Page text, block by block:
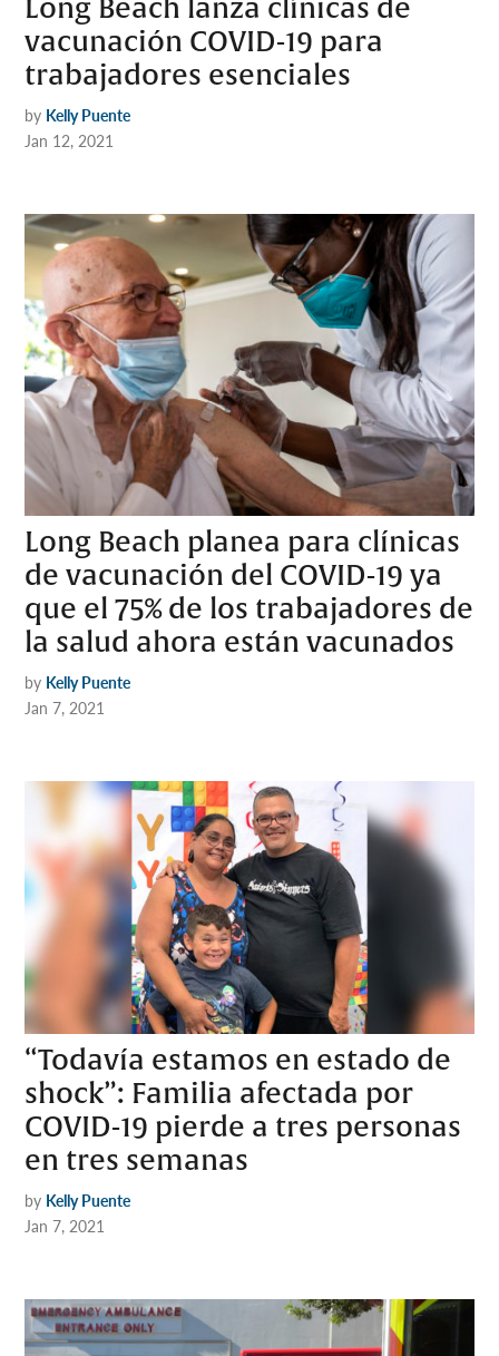
Long Beach lanza clínicas de
vacunación COVID-19 para
trabajadores esenciales
by Kelly Puente
Jan 12, 2021
Long Beach planea para clínicas
de vacunación del COVID-19 ya
que el 75% de los trabajadores de
la salud ahora están vacunados
by Kelly Puente
Jan 7, 2021
“Todavía estamos en estado de
shock”: Familia afectada por
COVID-19 pierde a tres personas
en tres semanas
by Kelly Puente
Jan 7, 2021